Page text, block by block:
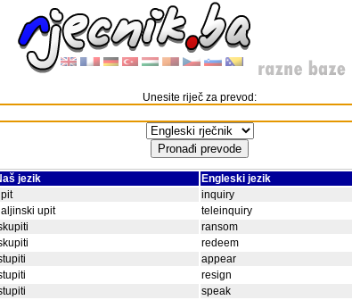
Unesite riječ za prevod:
jezik
Engleski jezik
inquiry
upit
teleinquiry
ransom
redeem
appear
resign
speak